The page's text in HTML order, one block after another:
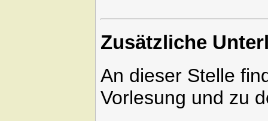
Zusätzliche
An dieser Stelle
Vorlesung und zu